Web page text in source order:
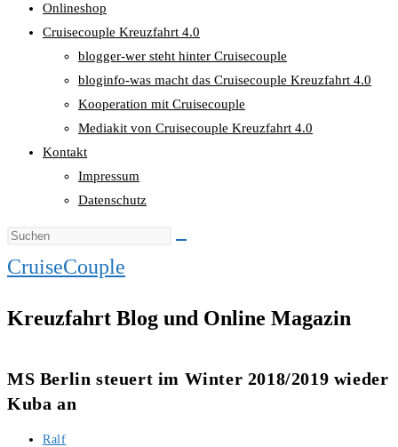
Onlineshop
Cruisecouple Kreuzfahrt 4.0
blogger-wer steht hinter Cruisecouple
bloginfo-was macht das Cruisecouple Kreuzfahrt 4.0
Kooperation mit Cruisecouple
Mediakit von Cruisecouple Kreuzfahrt 4.0
Kontakt
Impressum
Datenschutz
CruiseCouple
Kreuzfahrt Blog und Online Magazin
MS Berlin steuert im Winter 2018/2019 wieder
Kuba an
Beitrags-
Ralf